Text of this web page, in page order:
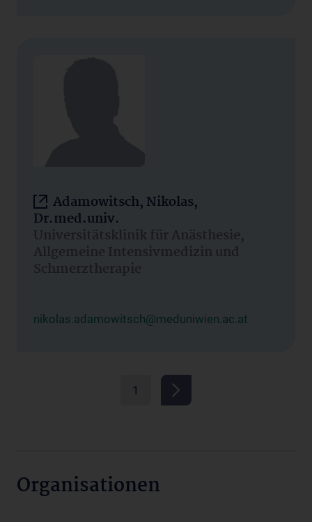
Adamowitsch, Nikolas,
Dr.med.univ.
Universitätsklinik für Anästhesie,
Allgemeine Intensivmedizin und
Schmerztherapie
nikolas.adamowitsch@meduniwien.ac.at
1
Organisationen